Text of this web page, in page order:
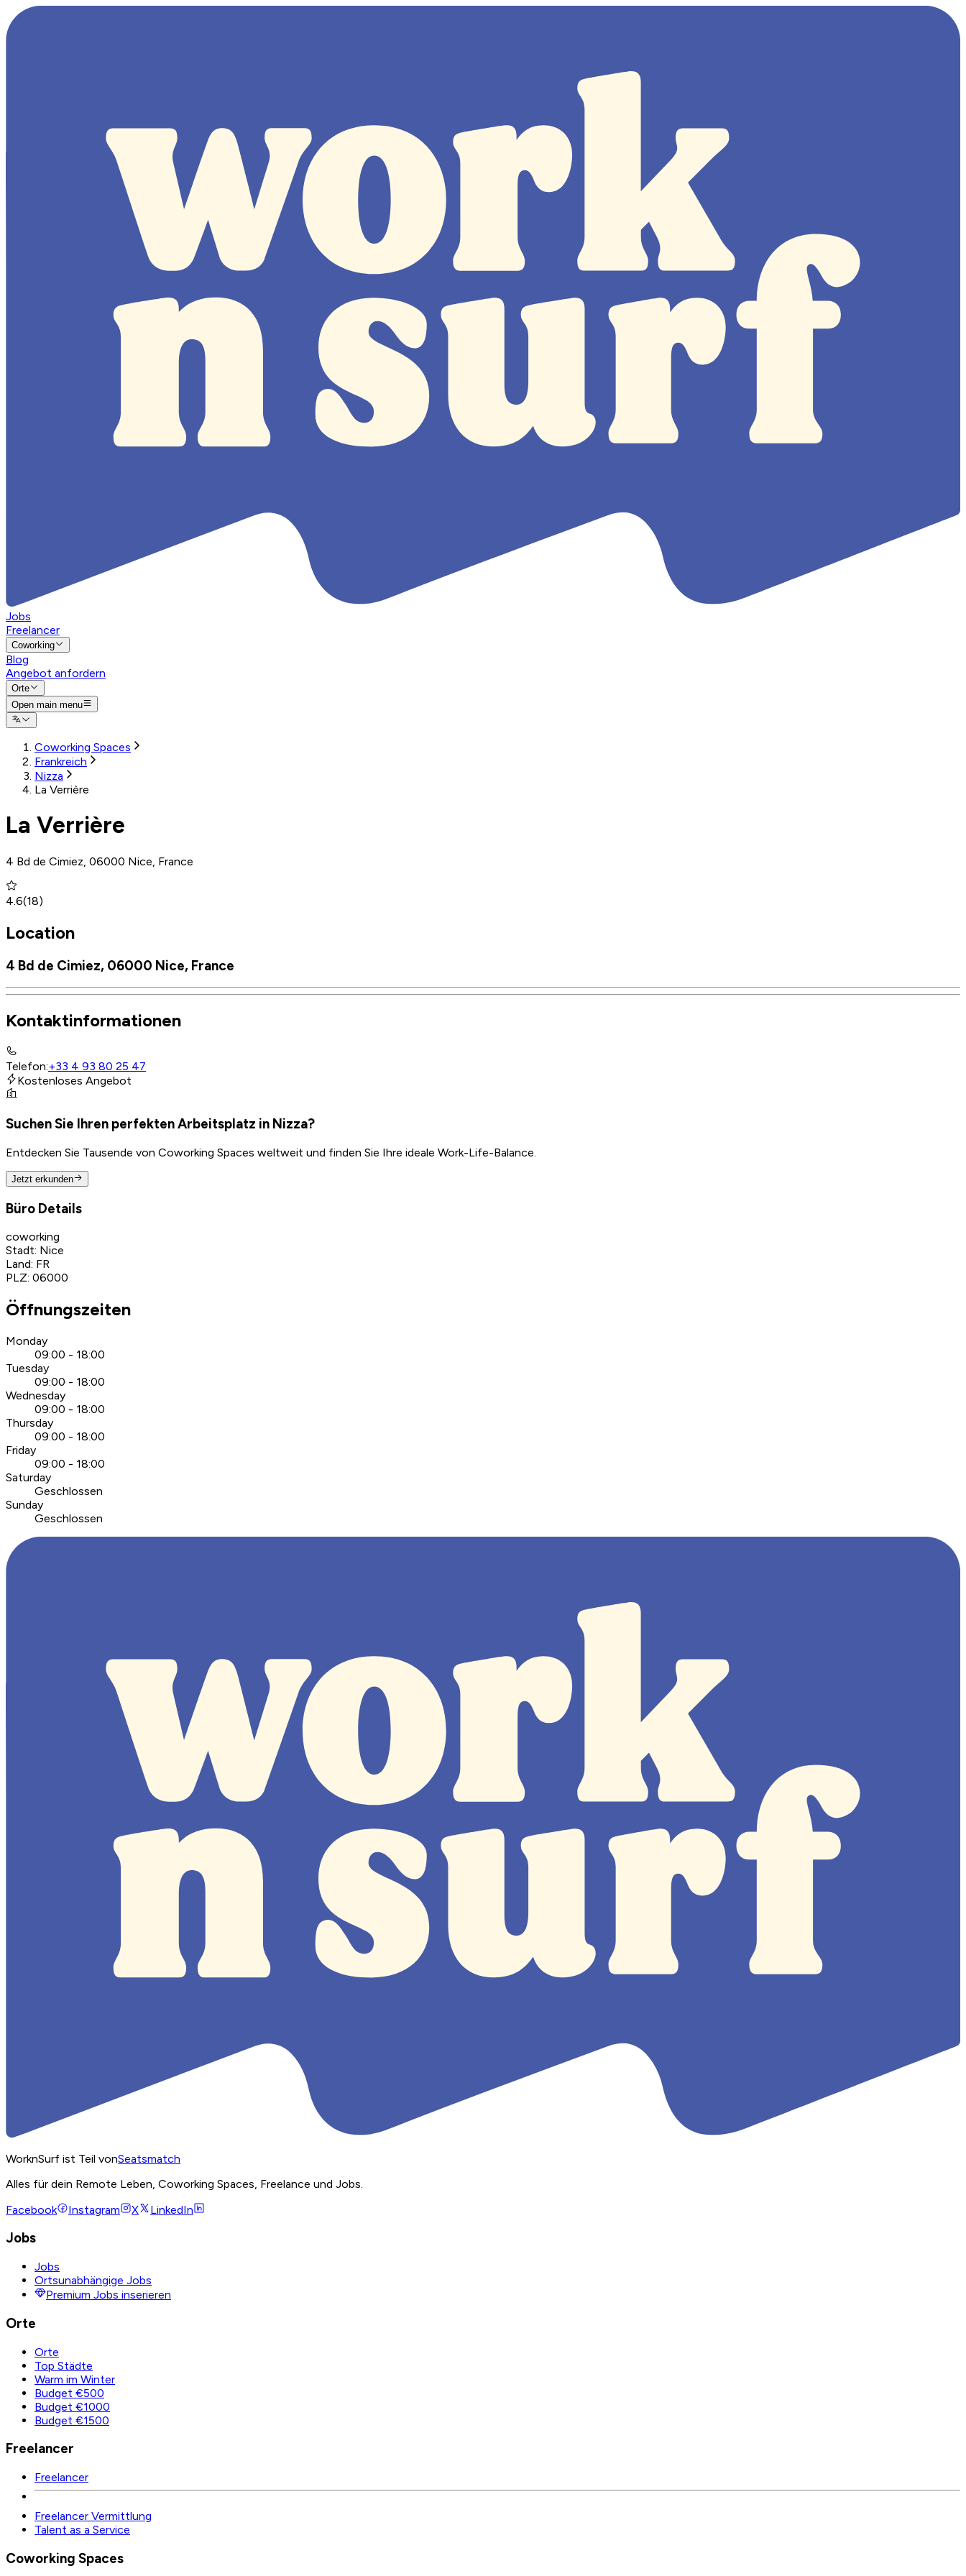
Jobs
Freelancer
Coworking
Blog
Angebot anfordern
Orte
Open main menu
Coworking Spaces
Frankreich
Nizza
La Verrière
La Verrière
4 Bd de Cimiez, 06000 Nice, France
4.6(18)
Location
4 Bd de Cimiez, 06000 Nice, France
Kontaktinformationen
Telefon:+33 4 93 80 25 47
Kostenloses Angebot
Suchen Sie Ihren perfekten Arbeitsplatz in Nizza?
Entdecken Sie Tausende von Coworking Spaces weltweit und finden Sie Ihre ideale Work-Life-Balance.
Jetzt erkunden
Büro Details
coworking
Stadt: Nice
Land: FR
PLZ: 06000
Öffnungszeiten
Monday
09:00 - 18:00
Tuesday
09:00 - 18:00
Wednesday
09:00 - 18:00
Thursday
09:00 - 18:00
Friday
09:00 - 18:00
Saturday
Geschlossen
Sunday
Geschlossen
WorknSurf ist Teil vonSeatsmatch
Alles für dein Remote Leben, Coworking Spaces, Freelance und Jobs.
Facebook
Instagram X LinkedIn
Jobs
Jobs
Ortsunabhängige Jobs
Premium Jobs inserieren
Orte
Orte
Top Städte
Warm im Winter
Budget €500
Budget €1000
Budget €1500
Freelancer
Freelancer
Freelancer Vermittlung
Talent as a Service
Coworking Spaces